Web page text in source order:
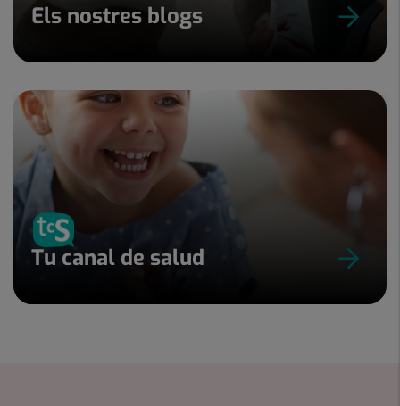
Els nostres blogs
Tu canal de salud